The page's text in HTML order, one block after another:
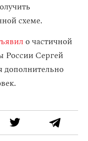
схеме.
о частичной
России Сергей
дополнительно